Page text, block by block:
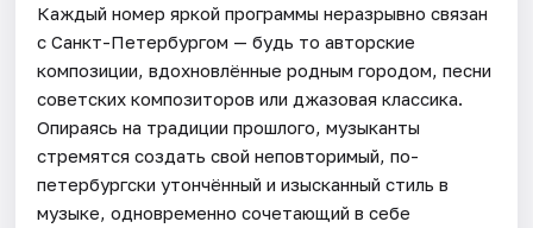
Каждый номер яркой программы неразрывно связан
с Санкт-Петербургом — будь то авторские
композиции, вдохновлённые родным городом, песни
советских композиторов или джазовая классика.
Опираясь на традиции прошлого, музыканты
стремятся создать свой неповторимый, по-
петербургски утончённый и изысканный стиль в
музыке, одновременно сочетающий в себе